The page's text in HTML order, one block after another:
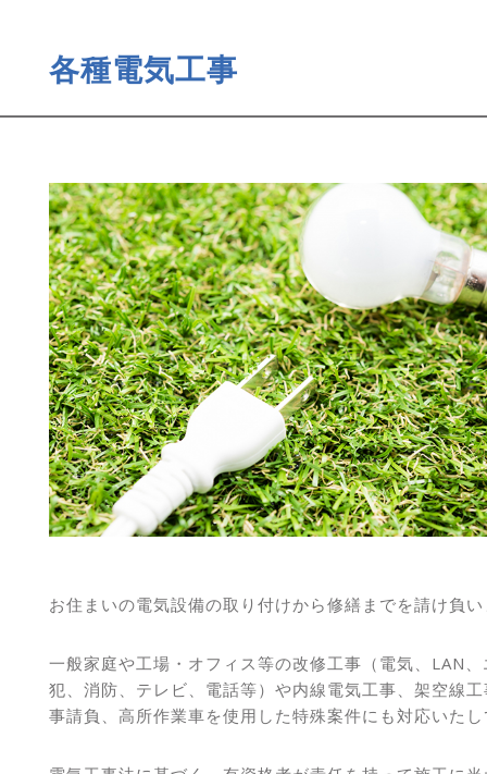
各種電気工事
お住まいの電気設備の取り付けから修繕までを請け負
一般家庭や工場・オフィス等の改修工事（電気、LAN
犯、消防、テレビ、電話等）や内線電気工事、架空線
事請負、高所作業車を使用した特殊案件にも対応いた